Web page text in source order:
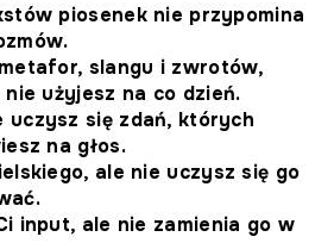
piosenek nie przypomina
slangu i zwrotów,
użyjesz na co dzień.
uczysz się zdań, których
na głos.
ale nie uczysz się go
input, ale nie zamienia go w